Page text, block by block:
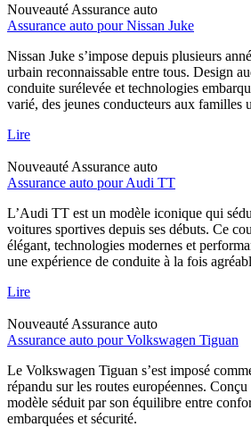
Nouveauté Assurance auto
Assurance auto pour Nissan Juke
Nissan Juke s’impose depuis plusieurs
urbain reconnaissable entre tous. Design
conduite surélevée et technologies
varié, des jeunes conducteurs aux familles
Lire
Nouveauté Assurance auto
Assurance auto pour Audi TT
L’Audi TT est un modèle iconique qui
voitures sportives depuis ses débuts. Ce
élégant, technologies modernes et
une expérience de conduite à la fois
Lire
Nouveauté Assurance auto
Assurance auto pour Volkswagen Tiguan
Le Volkswagen Tiguan s’est imposé
répandu sur les routes européennes.
modèle séduit par son équilibre entre
embarquées et sécurité.